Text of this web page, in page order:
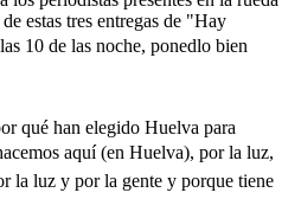
estas tres entregas de "Hay
10 de las noche, ponedlo bien
qué han elegido Huelva para
aquí (en Huelva), por la luz,
la luz y por la gente y porque tiene